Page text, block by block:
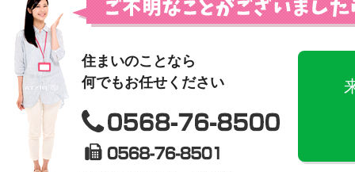
住まいのことなら
何でもお任せください